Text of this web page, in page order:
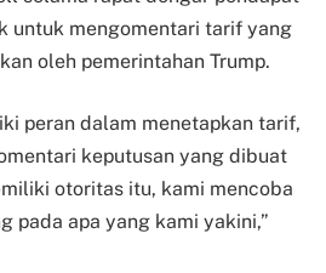
untuk mengomentari tarif yang
oleh pemerintahan Trump.
peran dalam menetapkan tarif,
keputusan yang dibuat
otoritas itu, kami mencoba
pada apa yang kami yakini,”